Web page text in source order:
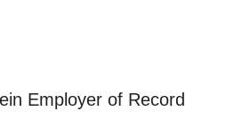
Employer of Record